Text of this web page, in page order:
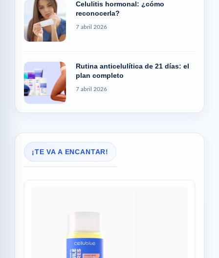
Celulitis hormonal: ¿cómo
reconocerla?
7 abril 2026
Rutina anticelulítica de 21 días: el
plan completo
7 abril 2026
¡TE VA A ENCANTAR!